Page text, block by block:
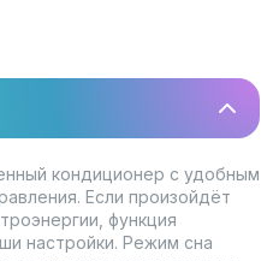
кондиционер с удобным
Если произойдёт
функция
настройки. Режим сна